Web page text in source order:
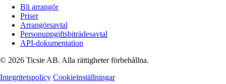
Bli arrangör
Priser
Arrangörsavtal
Personuppgiftsbiträdesavtal
API-dokumentation
© 2026 Ticsie AB. Alla rättigheter förbehållna.
Integritetspolicy Cookieinställningar